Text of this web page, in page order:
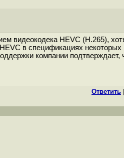
видеокодека HEVC (H.265),
в спецификациях
компании подтверждает,
Ответить